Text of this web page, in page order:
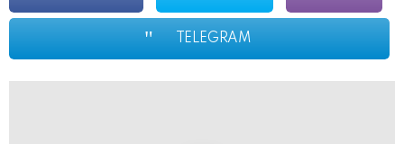
TELEGRAM